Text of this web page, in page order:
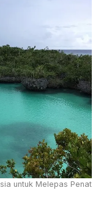
untuk Melepas Penat